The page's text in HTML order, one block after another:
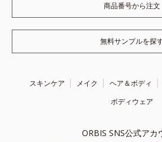
商品番号から注文
無料サンプルを探
スキンケア メイク ヘア＆ボディ
ボディウェア
ORBIS SNS公式アカ